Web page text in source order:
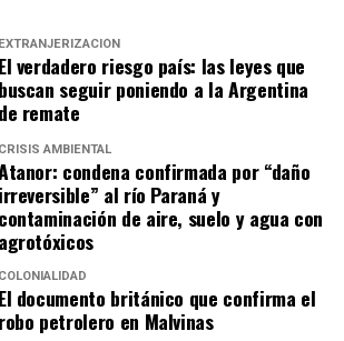
EXTRANJERIZACIÓN
El verdadero riesgo país: las leyes que
buscan seguir poniendo a la Argentina
de remate
CRISIS AMBIENTAL
condena confirmada por “daño
irreversible” al río Paraná y
contaminación de aire, suelo y agua con
agrotóxicos
COLONIALIDAD
El documento británico que confirma el
robo petrolero en Malvinas